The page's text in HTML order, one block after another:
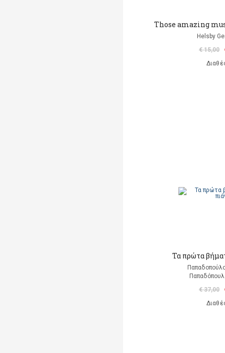
Those amazing
Helsby
€ 15,00
Τα πρώτα
€ 37,00